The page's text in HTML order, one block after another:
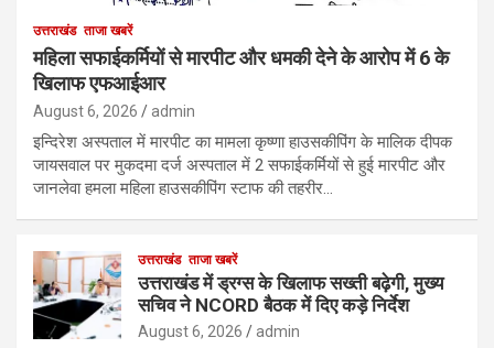
उत्तराखंड ताजा खबरें
महिला सफाईकर्मियों से मारपीट और धमकी देने के आरोप में 6 के
खिलाफ एफआईआर
August 6, 2026 admin
इन्दिरेश अस्पताल में मारपीट का मामला कृष्णा हाउसकीपिंग के मालिक दीपक
जायसवाल पर मुकदमा दर्ज अस्पताल में 2 सफाईकर्मियों से हुई मारपीट और
जानलेवा हमला महिला हाउसकीपिंग स्टाफ की तहरीर…
उत्तराखंड ताजा खबरें
उत्तराखंड में ड्रग्स के खिलाफ सख्ती बढ़ेगी, मुख्य
सचिव ने NCORD बैठक में दिए कड़े निर्देश
August 6, 2026 admin